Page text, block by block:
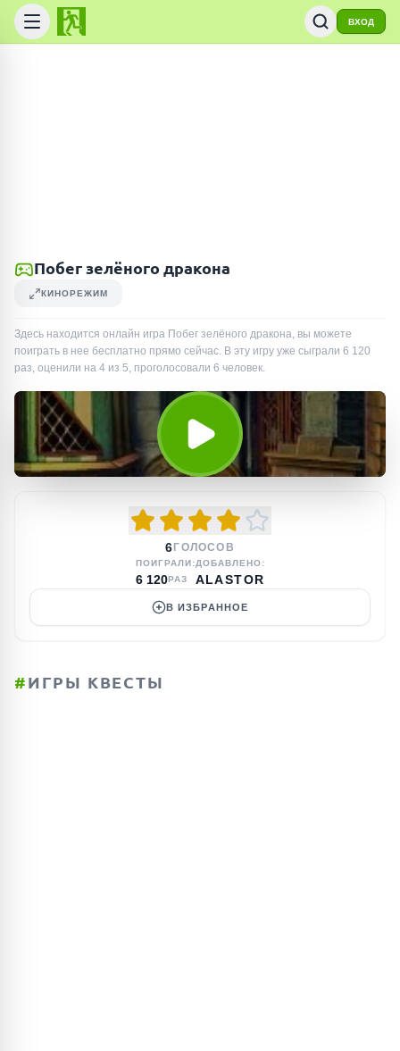
ВХОД
Побег зелёного дракона
КИНОРЕЖИМ
Здесь находится онлайн игра Побег зелёного дракона, вы можете
поиграть в нее бесплатно прямо сейчас. В эту игру уже сыграли 6 120
раз, оценили на 4 из 5, проголосовали 6 человек.
6 ГОЛОСОВ
ПОИГРАЛИ:
6 120РАЗ
ДОБАВЛЕНО:
ALASTOR
В ИЗБРАННОЕ
#ИГРЫ КВЕСТЫ